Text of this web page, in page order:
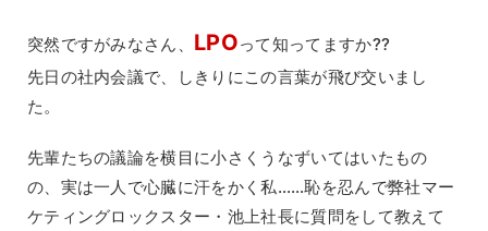
突然ですがみなさん、 LPOって知ってますか??
先日の社内会議で、しきりにこの言葉が飛び交いまし
た。
先輩たちの議論を横目に小さくうなずいてはいたもの
の、実は一人で心臓に汗をかく私……恥を忍んで弊社マー
ケティングロックスター・池上社長に質問をして教えて